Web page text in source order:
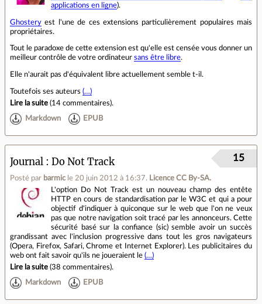
applications en ligne).
Ghostery est l'une de ces extensions particulièrement populaires mais
propriétaires.
Tout le paradoxe de cette extension est qu'elle est censée vous donner un
meilleur contrôle de votre ordinateur sans être libre.
Elle n'aurait pas d'équivalent libre actuellement semble t-il.
Toutefois ses auteurs (…)
Lire la suite (14 commentaires).
Markdown EPUB
Journal Do Not Track
Posté par barmic le 20 juin 2012 à 16:37. Licence CC By‑SA.
15
L'option Do Not Track est un nouveau champ des entête
HTTP en cours de standardisation par le W3C et qui a pour
objectif d'indiquer à quiconque sur le web que l'on ne veux
pas que notre navigation soit tracé par les annonceurs. Cette
sécurité basé sur la confiance (sic) semble avoir un succès
grandissant avec l'inclusion progressive dans tout les gros navigateurs
(Opera, Firefox, Safari, Chrome et Internet Explorer). Les publicitaires du
web ont fait savoir qu'ils ne joueraient le (…)
Lire la suite (38 commentaires).
Markdown EPUB